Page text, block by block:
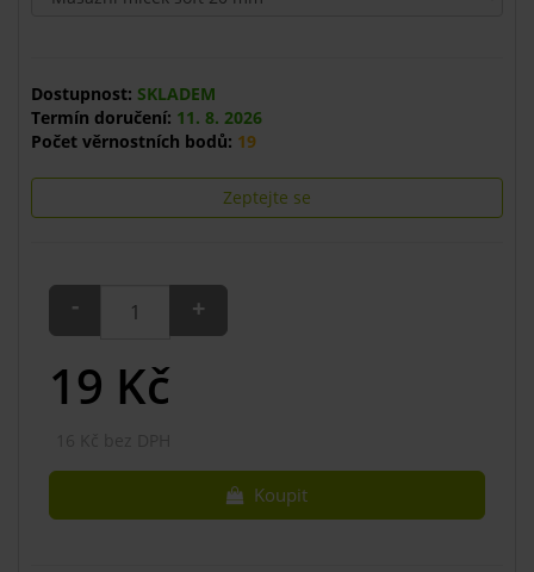
Dostupnost: SKLADEM
Termín doručení: 11. 8. 2026
Počet věrnostních bodů: 19
Zeptejte se
- +
19 Kč
Koupit